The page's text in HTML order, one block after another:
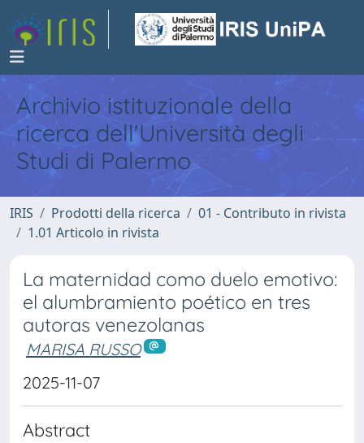
Archivio istituzionale della
ricerca dell'Università degli
Studi di Palermo
IRIS Prodotti della ricerca
01 - Contributo in rivista
1.01 Articolo in rivista
La maternidad como duelo emotivo:
el alumbramiento poético en tres
autoras venezolanas
MARISA RUSSO
2025-11-07
Abstract